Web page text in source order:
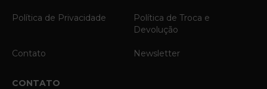
Política de Privacidade
Política de Troca e
Devolução
Contato Newsletter
CONTATO